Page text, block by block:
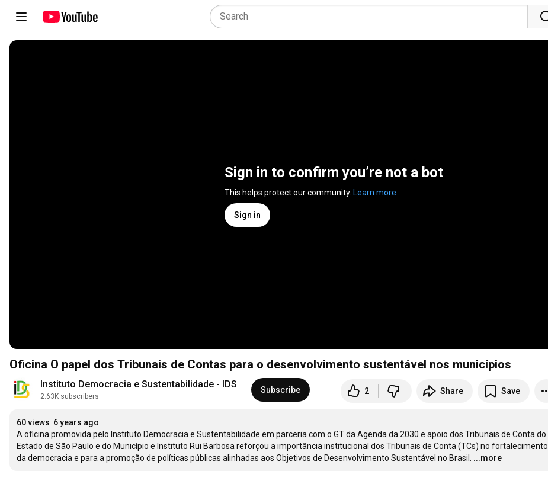
Sign in to confirm you’re not a bot
This helps protect our community. Learn more
Sign in
Oficina O papel dos Tribunais de Contas para o desenvolvimento sustentável nos municípios
Instituto Democracia e Sustentabilidade - IDS
2.63K subscribers
Subscribe 2 Share Save
60 views 6 years ago
A oficina promovida pelo Instituto Democracia e Sustentabilidade em parceria com o GT da Agenda da 2030 e apoio dos Tribunais de Conta do
Estado de São Paulo e do Município e Instituto Rui Barbosa reforçou a importância institucional dos Tribunais de Conta (TCs) no fortalecimento
da democracia e para a promoção de políticas públicas alinhadas aos Objetivos de Desenvolvimento Sustentável no Brasil.
...more